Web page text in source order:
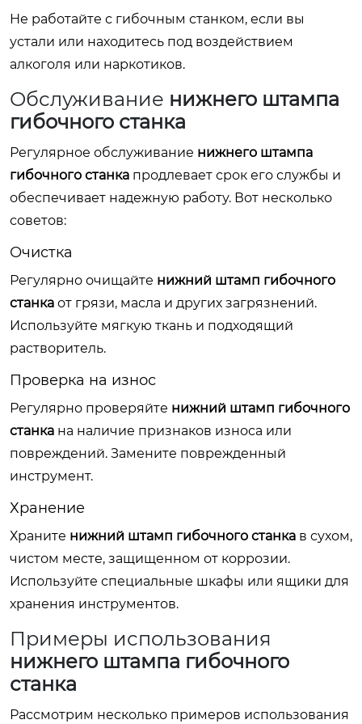
Не работайте с гибочным станком, если вы
устали или находитесь под воздействием
алкоголя или наркотиков.
Обслуживание нижнего штампа
гибочного станка
Регулярное обслуживание нижнего штампа
гибочного станка продлевает срок его службы и
обеспечивает надежную работу. Вот несколько
советов:
Очистка
Регулярно очищайте нижний штамп гибочного
станка от грязи, масла и других загрязнений.
Используйте мягкую ткань и подходящий
растворитель.
Проверка на износ
Регулярно проверяйте нижний штамп гибочного
станка на наличие признаков износа или
повреждений. Замените поврежденный
инструмент.
Хранение
Храните нижний штамп гибочного станка в сухом,
чистом месте, защищенном от коррозии.
Используйте специальные шкафы или ящики для
хранения инструментов.
Примеры использования
нижнего штампа гибочного
станка
Рассмотрим несколько примеров использования